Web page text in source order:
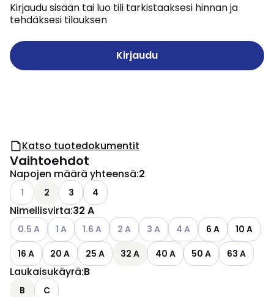
Kirjaudu sisään tai luo tili tarkistaaksesi hinnan ja
tehdäksesi tilauksen
Kirjaudu
Katso tuotedokumentit
Vaihtoehdot
Napojen määrä yhteensä:2
Katso käytettävissä olevat vaihtoehdot
1 2 3 4
Nimellisvirta:32 A
Katso käytettävissä olevat vaihtoehdot
0.5 A Katso käytettävissä olevat vaihtoehdot
1 A Katso käytettävissä olevat vaihtoehdot
1.6 A Katso käytettävissä olevat
2 A Katso käytettävissä olevat
3 A Katso käytettävissä
4 A 6 A
10 A
16 A
20 A 25 A 32 A 40 A 50 A 63 A
Laukaisukäyrä:B
B C